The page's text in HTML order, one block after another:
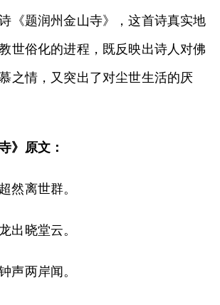
《题润州金山寺》，这首诗真实地
世俗化的进程，既反映出诗人对佛
之情，又突出了对尘世生活的厌
》原文：
然离世群。
出晓堂云。
声两岸闻。